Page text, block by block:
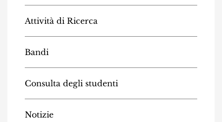
Attività di Ricerca
Bandi
Consulta degli studenti
Notizie